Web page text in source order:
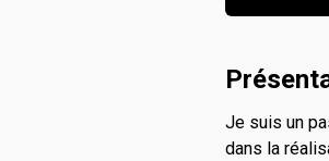
Je suis un
dans la